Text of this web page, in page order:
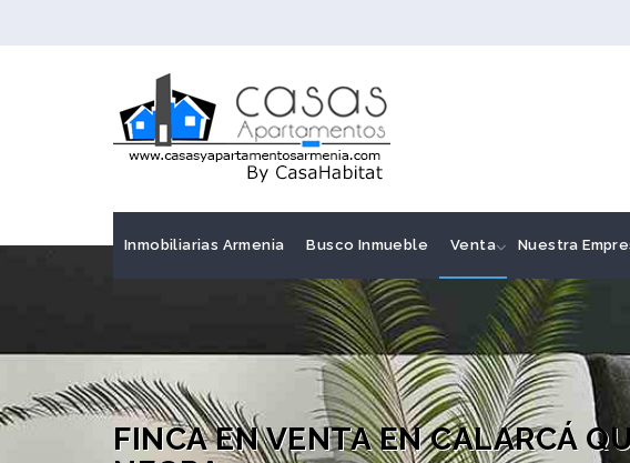
Inmobiliarias Armenia Busco Inmueble Venta Nuestra
FINCA EN VENTA EN CALARCÁ